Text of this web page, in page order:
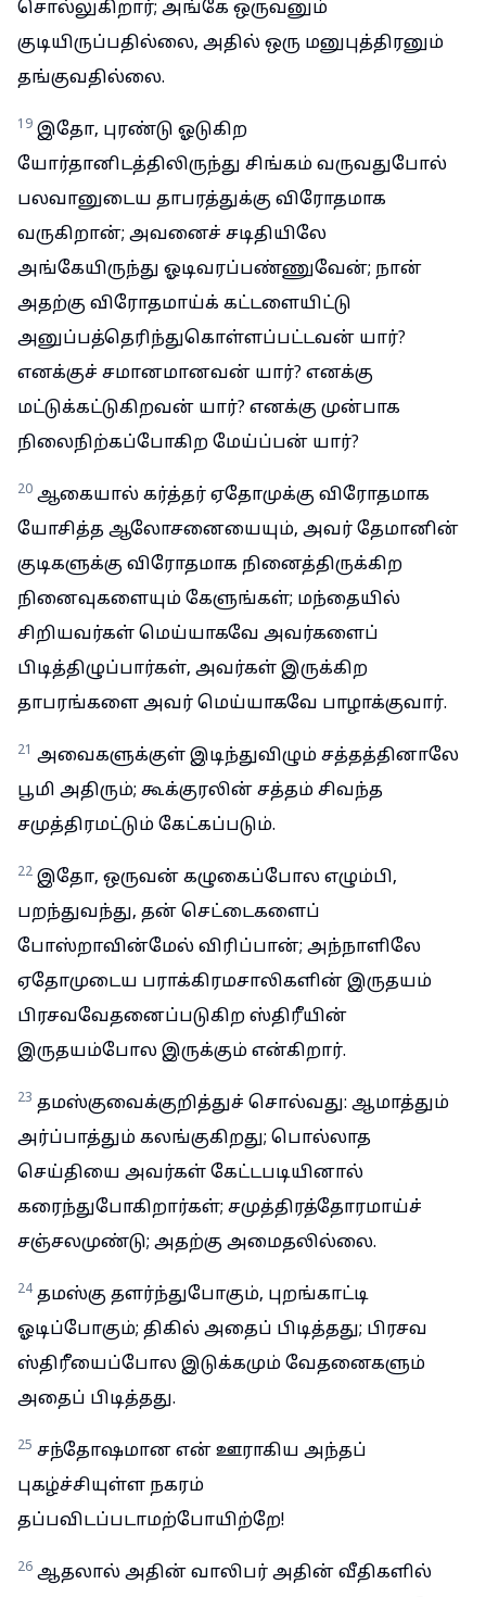
சொல்லுகிறார்; அங்கே ஒருவனும்
குடியிருப்பதில்லை, அதில் ஒரு மனுபுத்திரனும்
தங்குவதில்லை.
19 இதோ, புரண்டு ஓடுகிற
யோர்தானிடத்திலிருந்து சிங்கம் வருவதுபோல்
பலவானுடைய தாபரத்துக்கு விரோதமாக
வருகிறான்; அவனைச் சடிதியிலே
அங்கேயிருந்து ஓடிவரப்பண்ணுவேன்; நான்
அதற்கு விரோதமாய்க் கட்டளையிட்டு
அனுப்பத்தெரிந்துகொள்ளப்பட்டவன் யார்?
எனக்குச் சமானமானவன் யார்? எனக்கு
மட்டுக்கட்டுகிறவன் யார்? எனக்கு முன்பாக
நிலைநிற்கப்போகிற மேய்ப்பன் யார்?
20 ஆகையால் கர்த்தர் ஏதோமுக்கு விரோதமாக
யோசித்த ஆலோசனையையும், அவர் தேமானின்
குடிகளுக்கு விரோதமாக நினைத்திருக்கிற
நினைவுகளையும் கேளுங்கள்; மந்தையில்
சிறியவர்கள் மெய்யாகவே அவர்களைப்
பிடித்திழுப்பார்கள், அவர்கள் இருக்கிற
தாபரங்களை அவர் மெய்யாகவே பாழாக்குவார்.
21 அவைகளுக்குள் இடிந்துவிழும் சத்தத்தினாலே
பூமி அதிரும்; கூக்குரலின் சத்தம் சிவந்த
சமுத்திரமட்டும் கேட்கப்படும்.
22 இதோ, ஒருவன் கழுகைப்போல எழும்பி,
பறந்துவந்து, தன் செட்டைகளைப்
போஸ்றாவின்மேல் விரிப்பான்; அந்நாளிலே
ஏதோமுடைய பராக்கிரமசாலிகளின் இருதயம்
பிரசவவேதனைப்படுகிற ஸ்திரீயின்
இருதயம்போல இருக்கும் என்கிறார்.
23 தமஸ்குவைக்குறித்துச் சொல்வது: ஆமாத்தும்
அர்ப்பாத்தும் கலங்குகிறது; பொல்லாத
செய்தியை அவர்கள் கேட்டபடியினால்
கரைந்துபோகிறார்கள்; சமுத்திரத்தோரமாய்ச்
சஞ்சலமுண்டு; அதற்கு அமைதலில்லை.
24 தமஸ்கு தளர்ந்துபோகும், புறங்காட்டி
ஓடிப்போகும்; திகில் அதைப் பிடித்தது; பிரசவ
ஸ்திரீயைப்போல இடுக்கமும் வேதனைகளும்
அதைப் பிடித்தது.
25 சந்தோஷமான என் ஊராகிய அந்தப்
புகழ்ச்சியுள்ள நகரம்
தப்பவிடப்படாமற்போயிற்றே!
26 ஆதலால் அதின் வாலிபர் அதின் வீதிகளில்